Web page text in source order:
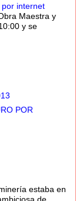
internet
Maestra y
y se
POR
estaba en